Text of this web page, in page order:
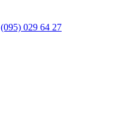
(095) 029 64 27